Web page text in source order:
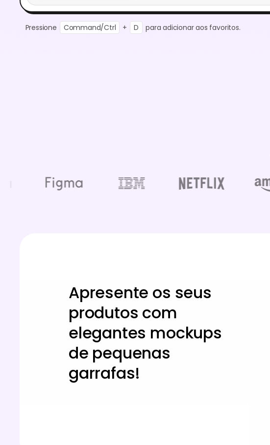
Pressione Command/Ctrl + D para adicionar aos favoritos.
Apresente os seus
produtos com
elegantes mockups
de pequenas
garrafas!